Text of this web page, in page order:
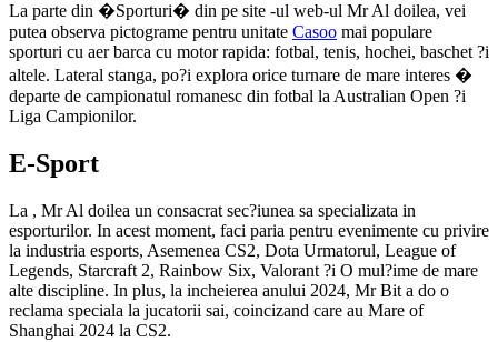
La parte din �Sporturi� din pe site -ul web-ul Mr Al doilea, vei
putea observa pictograme pentru unitate Casoo mai populare
sporturi cu aer barca cu motor rapida: fotbal, tenis, hochei, baschet ?i
altele. Lateral stanga, po?i explora orice turnare de mare interes �
departe de campionatul romanesc din fotbal la Australian Open ?i
Liga Campionilor.
E-Sport
La , Mr Al doilea un consacrat sec?iunea sa specializata in
esporturilor. In acest moment, faci paria pentru evenimente cu privire
la industria esports, Asemenea CS2, Dota Urmatorul, League of
Legends, Starcraft 2, Rainbow Six, Valorant ?i O mul?ime de mare
alte discipline. In plus, la incheierea anului 2024, Mr Bit a do o
reclama speciala la jucatorii sai, coincizand care au Mare of
Shanghai 2024 la CS2.